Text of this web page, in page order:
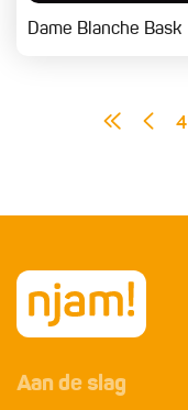
Dame Blanche Bask
4
Aan de slag